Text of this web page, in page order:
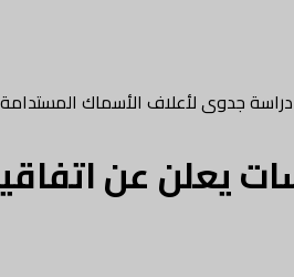
دراسة جدوى لأعلاف الأسماك
يعلن عن